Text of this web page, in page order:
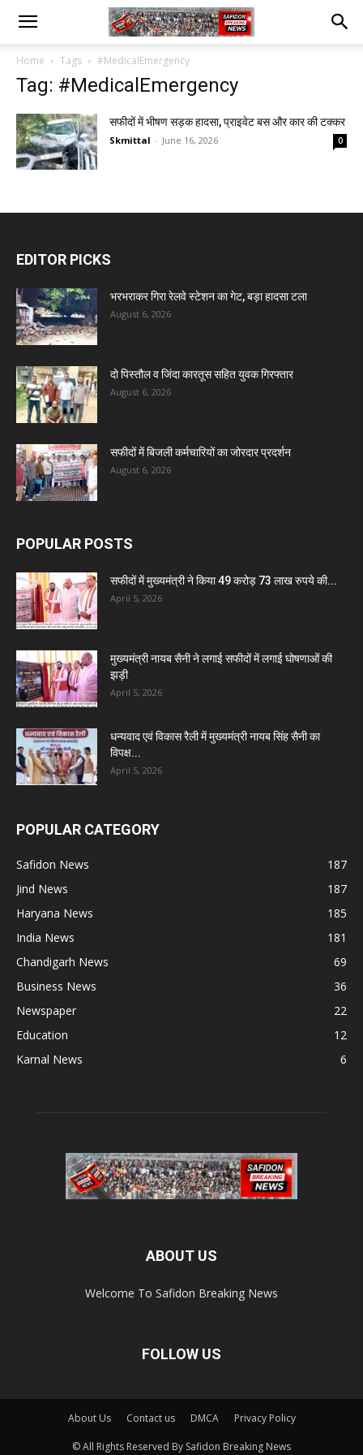
Home Tags #MedicalEmergency
Tag: #MedicalEmergency
सफीदों में भीषण सड़क हादसा, प्राइवेट बस और कार की टक्कर
Skmittal - June 16, 2026 0
EDITOR PICKS
भरभराकर गिरा रेलवे स्टेशन का गेट, बड़ा हादसा टला
August 6, 2026
दो पिस्तौल व जिंदा कारतूस सहित युवक गिरफ्तार
August 6, 2026
सफीदों में बिजली कर्मचारियों का जोरदार प्रदर्शन
August 6, 2026
POPULAR POSTS
सफीदों में मुख्यमंत्री ने किया 49 करोड़ 73 लाख रुपये की...
April 5, 2026
मुख्यमंत्री नायब सैनी ने लगाई सफीदों में लगाई घोषणाओं की
झड़ी
April 5, 2026
धन्यवाद एवं विकास रैली में मुख्यमंत्री नायब सिंह सैनी का
विपक्ष...
April 5, 2026
POPULAR CATEGORY
Safidon News
187
Jind News
187
Haryana News
185
India News
181
Chandigarh News
69
Business News
36
Newspaper
22
Education
12
Karnal News
6
ABOUT US
Welcome To Safidon Breaking News
FOLLOW US
About Us Contact us DMCA Privacy Policy
© All Rights Reserved By Safidon Breaking News